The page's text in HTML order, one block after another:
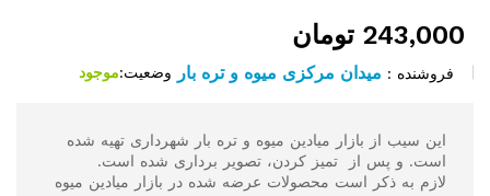
243,000 تومان
فروشنده : میدان مرکزی میوه و تره بار وضعیت:موجود
این سیب از بازار میادین میوه و تره بار شهرداری تهیه شده
است. و پس از تمیز کردن، تصویر برداری شده است.
لازم به ذکر است محصولات عرضه شده در بازار میادین میوه